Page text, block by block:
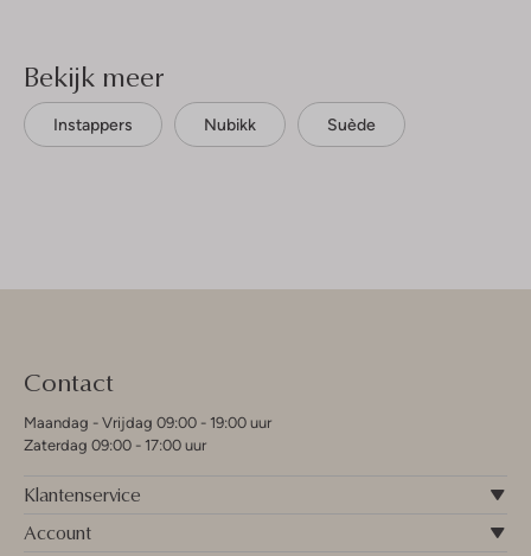
Bekijk meer
Instappers Nubikk Suède
Contact
Maandag - Vrijdag 09:00 - 19:00 uur
Zaterdag 09:00 - 17:00 uur
Klantenservice
Account